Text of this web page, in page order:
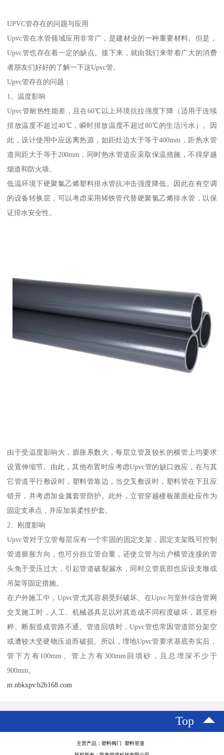
UPVC管存在的问题与应用
Upvc管在水管领域应用非常广，是建材业的一种重要材料。但是，
Upvc管也存在着一定的缺点。接下来，就由我们来带着广大的消费
者朋友们好好的了解一下这Upvc管。
Upvc管存在的问题：
1、温度影响
Upvc管耐热性能差，且在60℃以上环境抗拉强度下降（适用于连续
排放温度不超过40℃，瞬时排放温度不超过80℃的生活污水）。因
此，设计使用中应远离热源，如距灶边大于等于400mm，距热水管
道间距大于等于200mm，同时热水管道应采取保温措施，不得穿越
烟道和防火墙。
低温环境下硬聚氯乙烯塑料排水管抗冲击强度降低。因此在有空调
的设备转换层，可以考虑采用铸铁管代替硬聚氯乙烯排水管，以保
证排水安全性。
由于受温度影响大，膨胀系数大，每层立管及较长的横管上均要求
设置伸缩节。由此，其他布置时应考虑Upvc管的缺口效应，在与其
它管道平行敷设时，塑料管靠边，当交叉敷设时，塑料管在下且应
错开，并考虑加金属套管防护。此外，立管穿越楼板屋面处应作为
固定支承点，并应加装柔性护套。
2、刚度影响
Upvc管对于立管每层应有一个牢固的固定支架，固定支架既可控制
管道膨胀方向，也可分担立管自重，还使立管与出户横管连接的管
头免于受压过大，引起管道破裂漏水，同时立管底部也应设支墩或
吊架等固定措施。
在户外施工中，Upvc管尤其容易受到破坏。在Upvc与室外综合管网
交叉施工时，人工、机械器具足以对其造成不同程度破坏，甚至粉
粹、断裂造成管路不通。管道回填时，Upvc管也常因管道部分架空
或遭较大坚硬物压迫而破损。所以，埋地Upvc管要求基底夯实后，
管下方有100mm、管上方有300mm回填砂，且总埋深不少于
900mm。
m.nbkxpv.b2b168.com
Top
主营产品：塑料阀门 塑料管道